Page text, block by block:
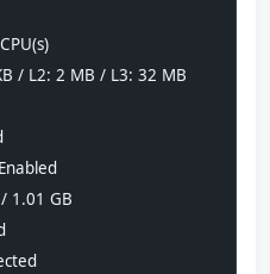
/ L2: 2 MB / L3: 32 MB
1.01 GB